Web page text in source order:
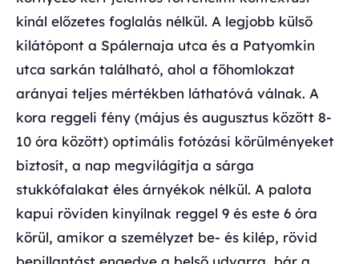
kínál előzetes foglalás nélkül. A legjobb külső
kilátópont a Spálernaja utca és a Patyomkin
utca sarkán található, ahol a főhomlokzat
arányai teljes mértékben láthatóvá válnak. A
kora reggeli fény (május és augusztus között 8-
10 óra között) optimális fotózási körülményeket
biztosít, a nap megvilágítja a sárga
stukkófalakat éles árnyékok nélkül. A palota
kapui röviden kinyílnak reggel 9 és este 6 óra
körül, amikor a személyzet be- és kilép, rövid